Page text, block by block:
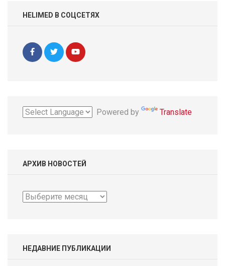
HELIMED В СОЦСЕТЯХ
Powered by Translate
АРХИВ НОВОСТЕЙ
Архив
НЕДАВНИЕ ПУБЛИКАЦИИ